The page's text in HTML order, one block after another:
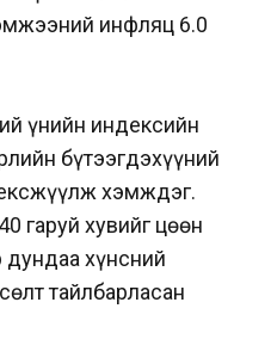
инфляц 6.0
үнийн индексийн
бүтээгдэхүүний
хэмждэг.
гаруй хувийг цөөн
дундаа хүнсний
тайлбарласан